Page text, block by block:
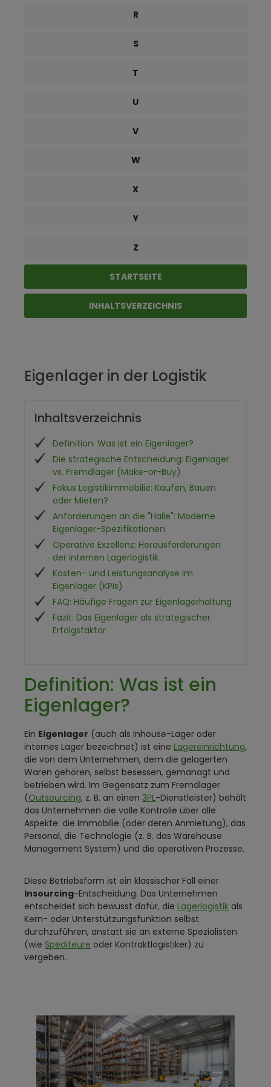
R
S
T
U
V
W
X
Y
Z
STARTSEITE
INHALTSVERZEICHNIS
Eigenlager in der Logistik
Inhaltsverzeichnis
Definition: Was ist ein Eigenlager?
Die strategische Entscheidung: Eigenlager
vs. Fremdlager (Make-or-Buy)
Fokus Logistikimmobilie: Kaufen, Bauen
oder Mieten?
Anforderungen an die "Halle": Moderne
Eigenlager-Spezifikationen
Operative Exzellenz: Herausforderungen
der internen Lagerlogistik
Kosten- und Leistungsanalyse im
Eigenlager (KPIs)
FAQ: Häufige Fragen zur Eigenlagerhaltung
Fazit: Das Eigenlager als strategischer
Erfolgsfaktor
Definition: Was ist ein
Eigenlager?
Ein Eigenlager (auch als Inhouse-Lager oder
internes Lager bezeichnet) ist eine Lagereinrichtung,
die von dem Unternehmen, dem die gelagerten
Waren gehören, selbst besessen, gemanagt und
betrieben wird. Im Gegensatz zum Fremdlager
(Outsourcing, z. B. an einen 3PL-Dienstleister) behält
das Unternehmen die volle Kontrolle über alle
Aspekte: die Immobilie (oder deren Anmietung), das
Personal, die Technologie (z. B. das Warehouse
Management System) und die operativen Prozesse.
Diese Betriebsform ist ein klassischer Fall einer
Insourcing-Entscheidung. Das Unternehmen
entscheidet sich bewusst dafür, die Lagerlogistik als
Kern- oder Unterstützungsfunktion selbst
durchzuführen, anstatt sie an externe Spezialisten
(wie Spediteure oder Kontraktlogistiker) zu
vergeben.